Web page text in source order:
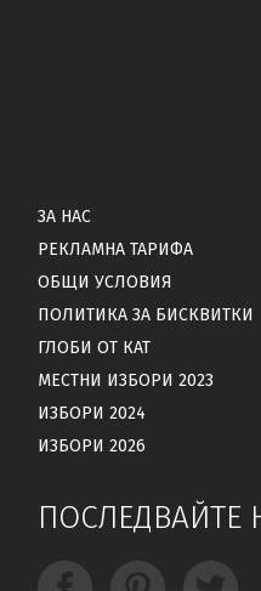
ЗА НАС
РЕКЛАМНА ТАРИФА
ОБЩИ УСЛОВИЯ
ПОЛИТИКА ЗА БИСКВИТКИ
ГЛОБИ ОТ КАТ
МЕСТНИ ИЗБОРИ 2023
ИЗБОРИ 2024
ИЗБОРИ 2026
ПОСЛЕДВАЙТЕ